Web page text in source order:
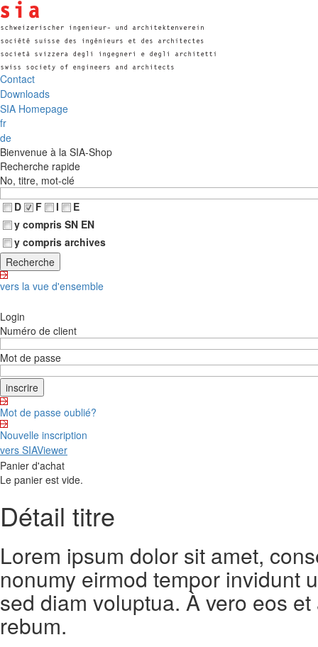
Contact
Downloads
SIA Homepage
fr
de
Bienvenue à la SIA-Shop
Recherche rapide
No, titre, mot-clé
D
F I
E
y compris SN EN
y compris archives
vers la vue d'ensemble
Login
Numéro de client
Mot de passe
Mot de passe oublié?
Nouvelle inscription
vers SIAViewer
Panier d'achat
Le panier est vide.
Détail titre
Lorem ipsum dolor sit amet,
nonumy eirmod tempor invidunt
sed diam voluptua. À vero eos
rebum.